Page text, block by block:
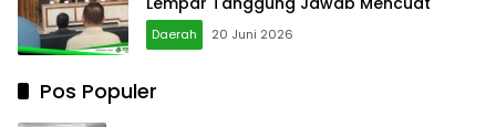
Daerah 20 Juni 2026
Pos Populer